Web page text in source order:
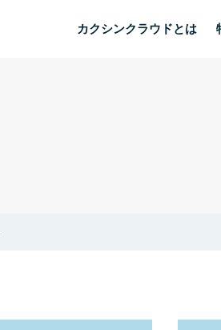
カクシンクラウドとは